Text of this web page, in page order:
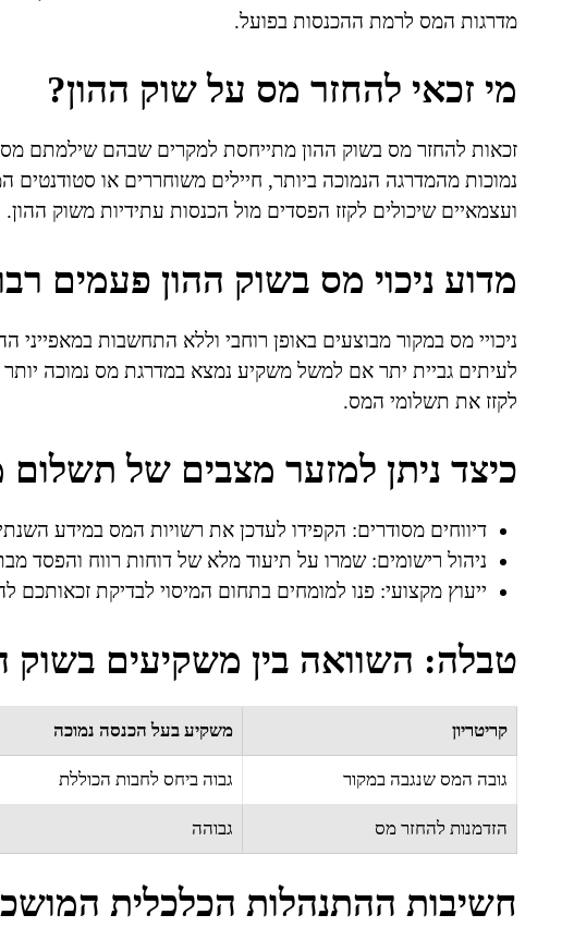
מדרגות המס לרמת ההכנסות בפועל.
מי זכאי להחזר מס על שוק ההון?
זכאות להחזר מס בשוק ההון מתייחסת למקרים שבהם שילמתם
נמוכות מהמדרגה הנמוכה ביותר, חיילים משוחררים או סטודנטים
ועצמאיים שיכולים לקזז הפסדים מול הכנסות עתידיות משוק ההון.
מדוע ניכוי מס בשוק ההון פעמים
ניכויי מס במקור מבוצעים באופן רוחבי וללא התחשבות
לעיתים גביית יתר אם למשל משקיע נמצא במדרגת מס נמוכה
לקזז את תשלומי המס.
כיצד ניתן למזער מצבים של תשלום
דיווחים מסודרים: הקפידו לעדכן את רשויות המס במידע
ניהול רישומים: שמרו על תיעוד מלא של דוחות רווח והפסד
ייעוץ מקצועי: פנו למומחים בתחום המיסוי לבדיקת
טבלה: השוואה בין משקיעים בשוק
קריטריון משקיע בעל הכנסה נמוכה
גובה המס שנגבה במקור גבוה ביחס לחבות הכוללת
הזדמנות להחזר מס גבוהה
חשיבות ההתנהלות הכלכלית